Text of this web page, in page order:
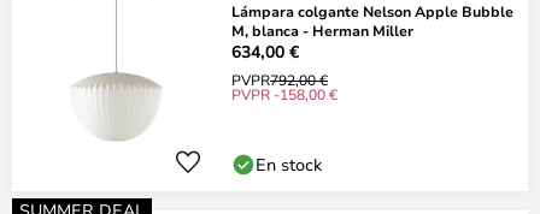
Lámpara colgante Nelson Apple Bubble
M, blanca - Herman Miller
634,00 €
PVPR792,00 €
PVPR -158,00 €
En stock